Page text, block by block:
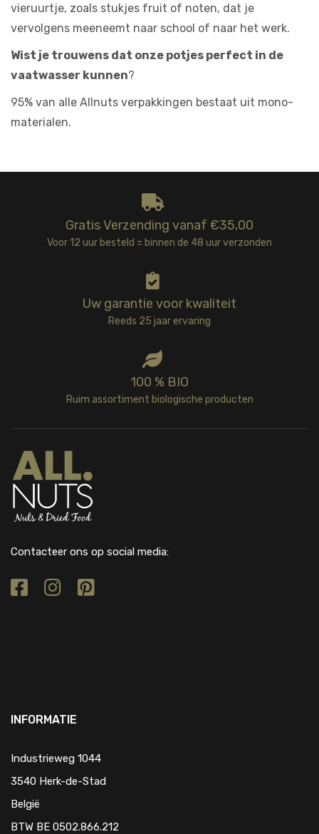
vieruurtje, zoals stukjes fruit of noten, dat je
vervolgens meeneemt naar school of naar het werk.
Wist je trouwens dat onze potjes perfect in de
vaatwasser kunnen?
95% van alle Allnuts verpakkingen bestaat uit mono-
materialen.
Gratis Verzending vanaf €35,00
Voor 12 uur besteld = binnen de 48 uur verzonden
Uw garantie voor kwaliteit
Reeds 25 jaar ervaring
100 % BIO
Ruim assortiment biologische producten
Contacteer ons op social media:
INFORMATIE
Industrieweg 1044
3540 Herk-de-Stad
België
BTW BE 0502.866.212